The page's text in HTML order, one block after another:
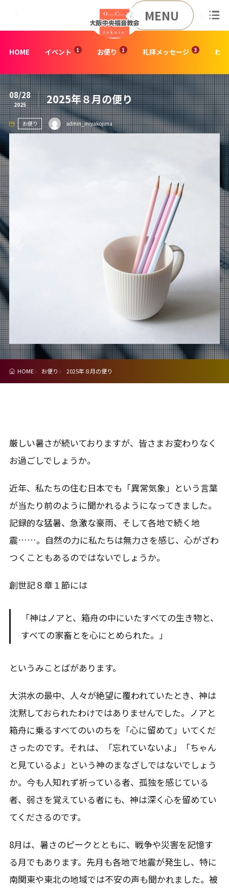
MENU
HOME イベント お便り 礼拝メッセージ わ
08/28
2025 2025年８月の便り
お便り admin_miyakojima
HOME お便り 2025年８月の便り
厳しい暑さが続いておりますが、皆さまお変わりなく
お過ごしでしょうか。
近年、私たちの住む日本でも「異常気象」という言葉
が当たり前のように聞かれるようになってきました。
記録的な猛暑、急激な豪雨、そして各地で続く地
震……。自然の力に私たちは無力さを感じ、心がざわ
つくこともあるのではないでしょうか。
創世記８章１節には
「神はノアと、箱舟の中にいたすべての生き物と、
すべての家畜とを心にとめられた。」
というみことばがあります。
大洪水の最中、人々が絶望に覆われていたとき、神は
沈黙しておられたわけではありませんでした。ノアと
箱舟に乗るすべてのいのちを「心に留めて」いてくだ
さったのです。それは、「忘れていないよ」「ちゃん
と見ているよ」という神のまなざしではないでしょう
か。今も人知れず祈っている者、孤独を感じている
者、弱さを覚えている者にも、神は深く心を留めてい
てくださるのです。
8月は、暑さのピークとともに、戦争や災害を記憶す
る月でもあります。先月も各地で地震が発生し、特に
南関東や東北の地域では不安の声も聞かれました。被